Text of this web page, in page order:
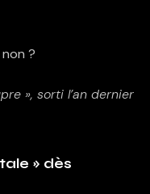
?
», sorti l’an dernier
» dès